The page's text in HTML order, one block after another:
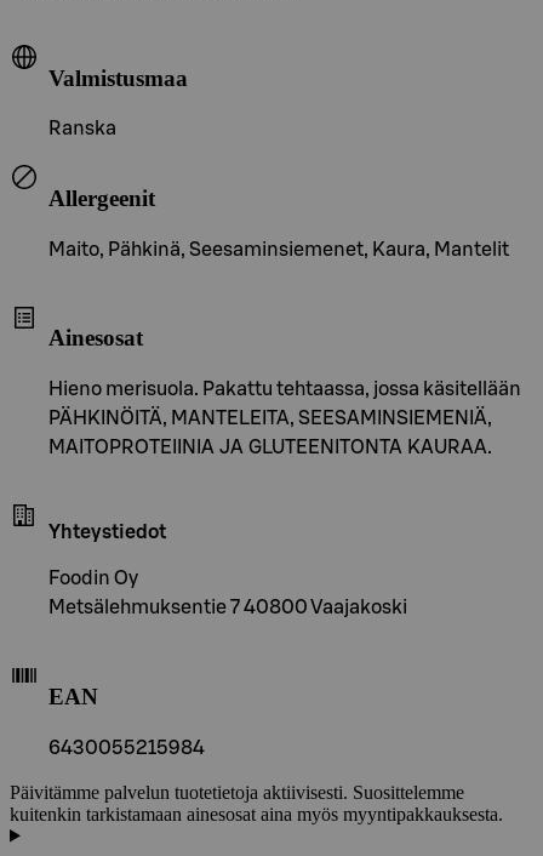
Valmistusmaa
Ranska
Allergeenit
Maito, Pähkinä, Seesaminsiemenet, Kaura, Mantelit
Ainesosat
Hieno merisuola. Pakattu tehtaassa, jossa käsitellään
PÄHKINÖITÄ, MANTELEITA, SEESAMINSIEMENIÄ,
MAITOPROTEIINIA JA GLUTEENITONTA KAURAA.
Yhteystiedot
Foodin Oy
Metsälehmuksentie 7 40800 Vaajakoski
EAN
6430055215984
Päivitämme palvelun tuotetietoja aktiivisesti. Suosittelemme
kuitenkin tarkistamaan ainesosat aina myös myyntipakkauksesta.